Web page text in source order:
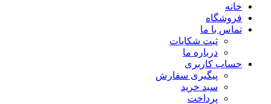
خانه
فروشگاه
تماس با ما
ثبت شکایات
درباره ما
حساب کاربری
پیگیری سفارش
سبد خرید
پرداخت